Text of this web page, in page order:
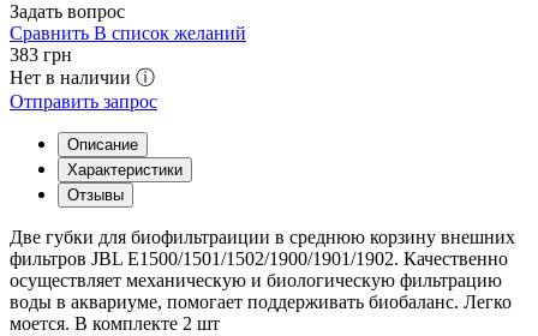
Задать вопрос
Сравнить В список желаний
383 грн
Нет в наличии ⓘ
Отправить запрос
Описание
Характеристики
Отзывы
Две губки для биофильтраиции в среднюю корзину внешних
фильтров JBL E1500/1501/1502/1900/1901/1902. Качественно
осуществляет механическую и биологическую фильтрацию
воды в аквариуме, помогает поддерживать биобаланс. Легко
моется. В комплекте 2 шт